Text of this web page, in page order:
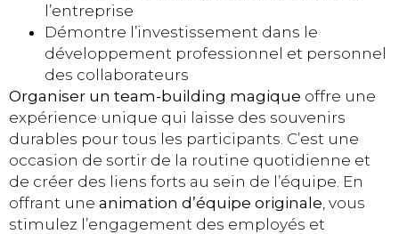
l’entreprise
Démontre l’investissement dans le
développement professionnel et personnel
des collaborateurs
Organiser un team-building magique offre une
expérience unique qui laisse des souvenirs
durables pour tous les participants. C’est une
occasion de sortir de la routine quotidienne et
de créer des liens forts au sein de l’équipe. En
offrant une animation d’équipe originale , vous
stimulez l’engagement des employés et